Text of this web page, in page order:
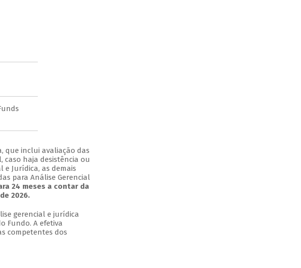
que inclui avaliação das
caso haja desistência ou
Jurídica, as demais
para Análise Gerencial
24 meses a contar da
2026.
gerencial e jurídica
Fundo. A efetiva
competentes dos